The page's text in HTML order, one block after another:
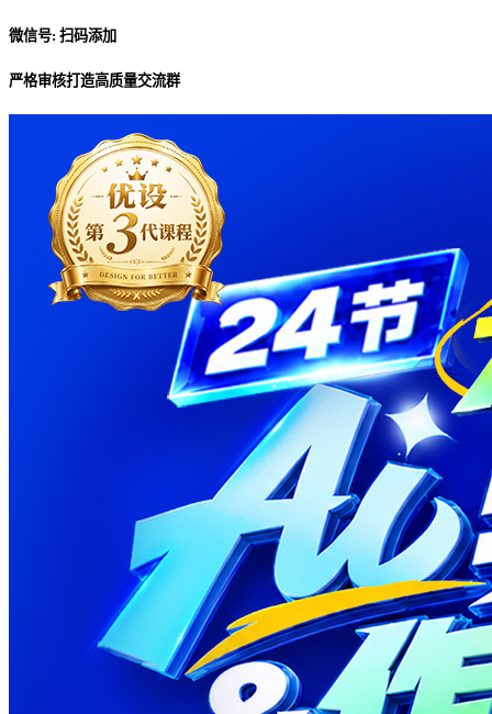
微信号: 扫码添加
严格审核打造高质量交流群